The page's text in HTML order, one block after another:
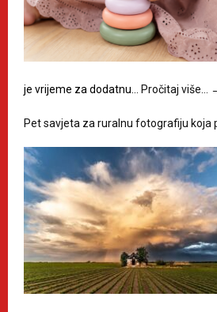
je vrijeme za dodatnu… Pročitaj više…
Pet savjeta za ruralnu fotografiju koja